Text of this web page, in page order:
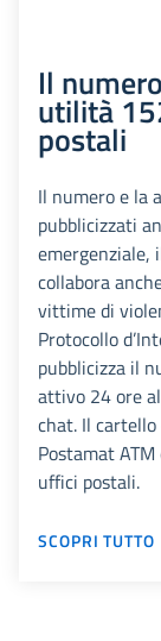
Il
utilità
postali
Il numero e la
pubblicizzati
emergenziale,
collabora
vittime di
Protocollo
pubblicizza il
attivo 24 ore
chat. Il
Postamat
uffici postali.
SCOPRI TUTTO